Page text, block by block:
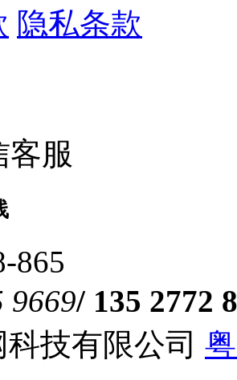
隐私条款
客服
865
9669/ 135 2772
技有限公司